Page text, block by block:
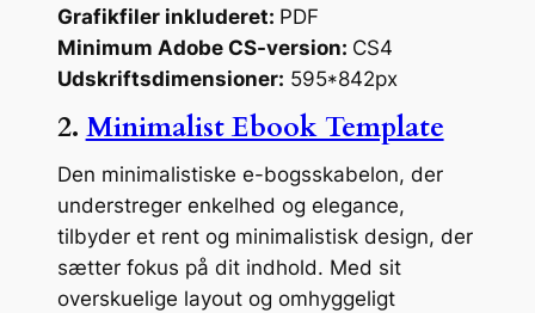
Grafikfiler inkluderet: PDF
Minimum Adobe CS-version: CS4
Udskriftsdimensioner: 595*842px
2. Minimalist Ebook Template
Den minimalistiske e-bogsskabelon, der
understreger enkelhed og elegance,
tilbyder et rent og minimalistisk design, der
sætter fokus på dit indhold. Med sit
overskuelige layout og omhyggeligt